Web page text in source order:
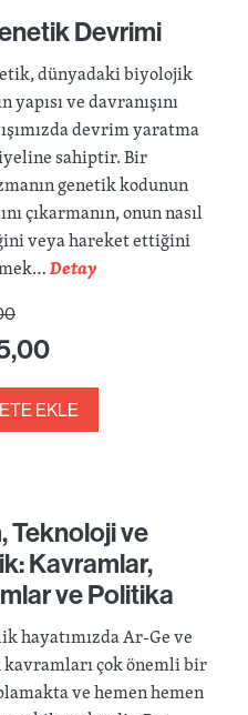
Devrimi
dünyadaki biyolojik
yapısı ve davranışını
devrim yaratma
sahiptir. Bir
genetik kodunun
çıkarmanın, onun nasıl
veya hareket ettiğini
Detay
EKLE
Teknoloji ve
Kavramlar,
ve Politika
hayatımızda Ar-Ge ve
çok önemli bir
ve hemen hemen